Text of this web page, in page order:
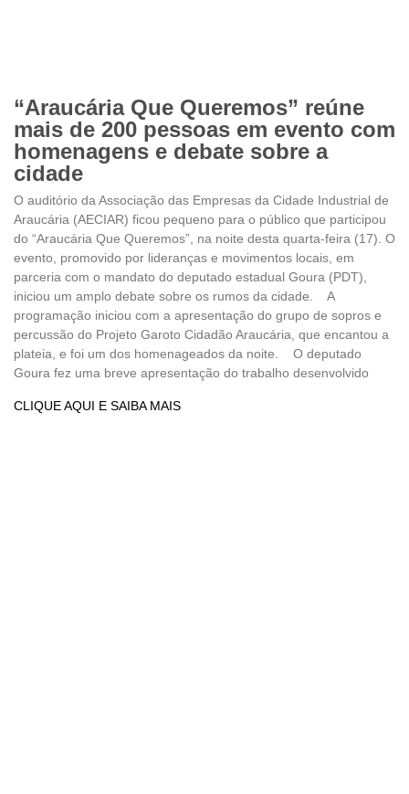
“Araucária Que Queremos” reúne
mais de 200 pessoas em evento com
homenagens e debate sobre a
cidade
O auditório da Associação das Empresas da Cidade Industrial de
Araucária (AECIAR) ficou pequeno para o público que participou
do “Araucária Que Queremos”, na noite desta quarta-feira (17). O
evento, promovido por lideranças e movimentos locais, em
parceria com o mandato do deputado estadual Goura (PDT),
iniciou um amplo debate sobre os rumos da cidade. A
programação iniciou com a apresentação do grupo de sopros e
percussão do Projeto Garoto Cidadão Araucária, que encantou a
plateia, e foi um dos homenageados da noite. O deputado
Goura fez uma breve apresentação do trabalho desenvolvido
CLIQUE AQUI E SAIBA MAIS